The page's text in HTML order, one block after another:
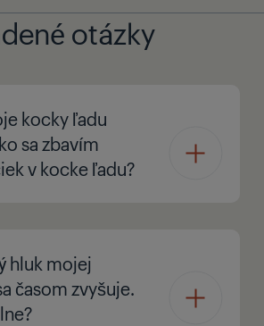
otázky
kocky ľadu
sa zbavím
v kocke ľadu?
hluk mojej
časom zvyšuje.